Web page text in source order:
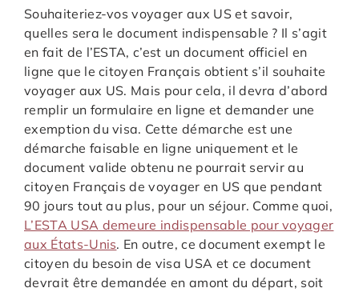
Souhaiteriez-vos voyager aux US et savoir,
quelles sera le document indispensable ? Il s’agit
en fait de l’ESTA, c’est un document officiel en
ligne que le citoyen Français obtient s’il souhaite
voyager aux US. Mais pour cela, il devra d’abord
remplir un formulaire en ligne et demander une
exemption du visa. Cette démarche est une
démarche faisable en ligne uniquement et le
document valide obtenu ne pourrait servir au
citoyen Français de voyager en US que pendant
90 jours tout au plus, pour un séjour. Comme quoi,
L’ESTA USA demeure indispensable pour voyager
aux États-Unis. En outre, ce document exempt le
citoyen du besoin de visa USA et ce document
devrait être demandée en amont du départ, soit